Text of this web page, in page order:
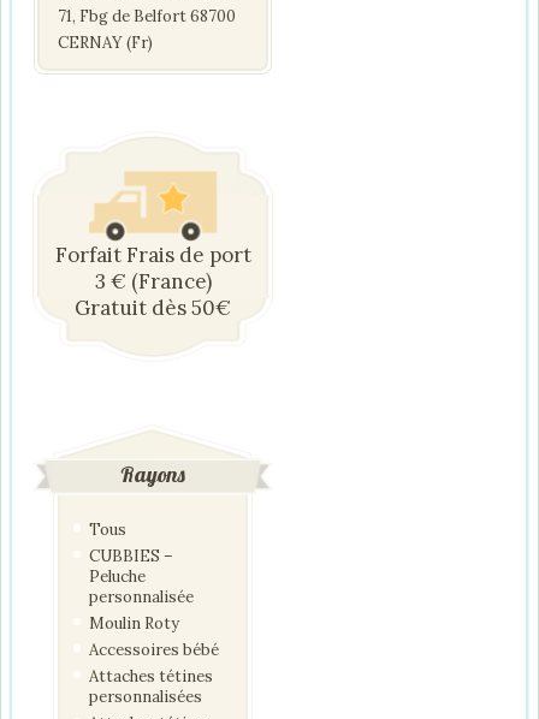
71, Fbg de Belfort 68700
CERNAY (Fr)
Forfait Frais de port
3 € (France)
Gratuit dès 50€
Rayons
Tous
CUBBIES –
Peluche
personnalisée
Moulin Roty
Accessoires bébé
Attaches tétines
personnalisées